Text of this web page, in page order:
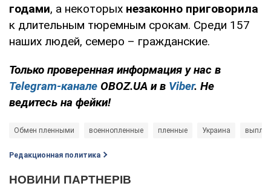
годами, а некоторых незаконно приговорила
к длительным тюремным срокам. Среди 157
наших людей, семеро – гражданские.
Только проверенная информация у нас в
Telegram-канале OBOZ.UA и в Viber. Не
ведитесь на фейки!
Обмен пленными военнопленные пленные Украина
Редакционная политика